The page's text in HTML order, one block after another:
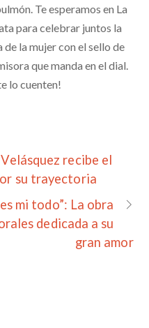
Te esperamos en La
para celebrar juntos la
de la mujer con el sello de
que manda en el dial.
lo cuenten!
recibe el
su trayectoria
mi todo”: La obra
dedicada a su
gran amor